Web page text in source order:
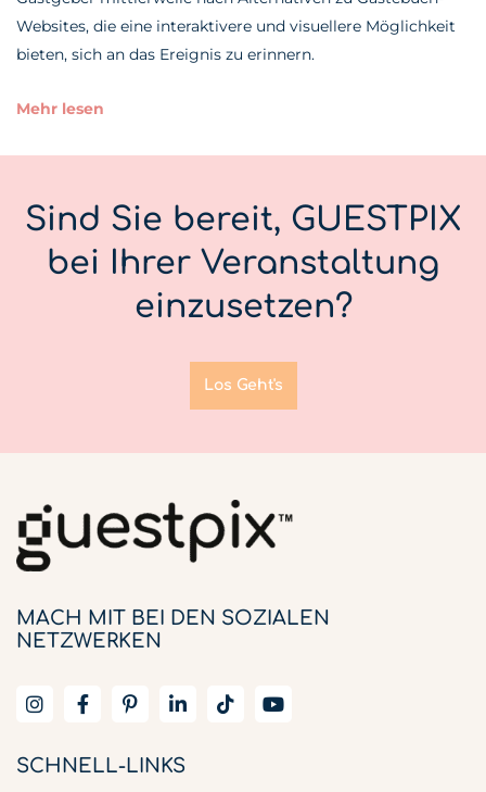
Websites, die eine interaktivere und visuellere Möglichkeit
bieten, sich an das Ereignis zu erinnern.
Mehr lesen
Sind Sie bereit, GUESTPIX
bei Ihrer Veranstaltung
einzusetzen?
Los Geht's
MACH MIT BEI DEN SOZIALEN
NETZWERKEN
SCHNELL-LINKS